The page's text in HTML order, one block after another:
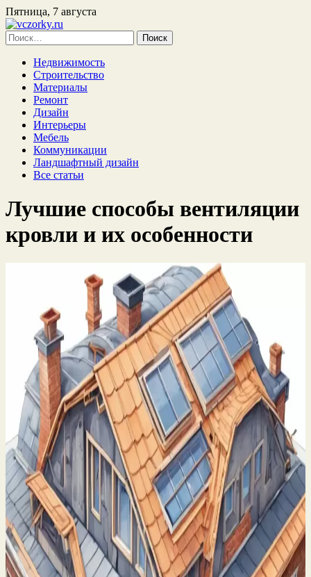
Пятница, 7 августа
Найти:
Недвижимость
Строительство
Материалы
Ремонт
Дизайн
Интерьеры
Мебель
Коммуникации
Ландшафтный дизайн
Все статьи
Лучшие способы вентиляции
кровли и их особенности